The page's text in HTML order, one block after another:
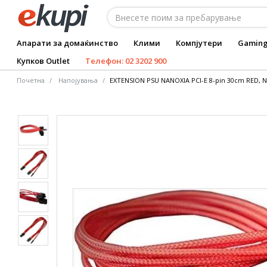
Апарати за домаќинство Клими Компјутери
Купков Outlet
Телефон: 02 3202 900
Почетна Напојувања EXTENSION PSU NANOXIA PCI-E 8-pin 30cm RED,